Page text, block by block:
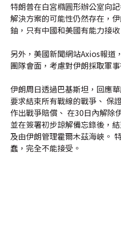
特朗普在白宮橢圓形辦公室向
解決方案的可能性仍然存在，
鈾，只有中國和美國有能力接收
另外，美國新聞網站Axios報道
團隊會面，考慮對伊朗採取軍事
伊朗周日透過巴基斯坦，回應
要求結束所有戰線的戰爭、 保
作出戰爭賠償、 在30日內解除
並在簽署初步諒解備忘錄後，
及由伊朗管理霍爾木茲海峽。
蠢，完全不能接受。